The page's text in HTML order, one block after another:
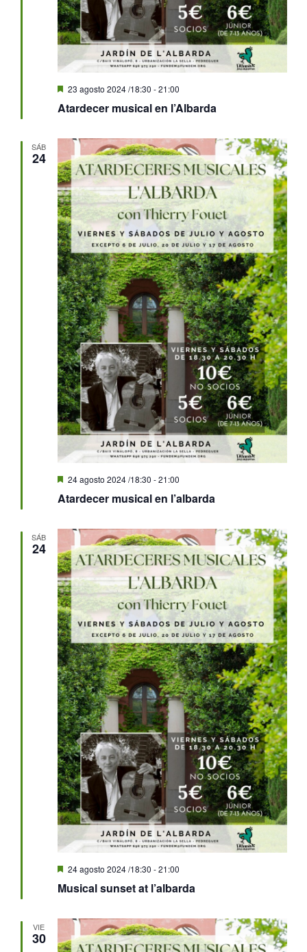
Atardecer musical en l’Albarda
Destacado
23 agosto 2024 /18:30 -21:00
SÁB
24
Atardecer musical en l’albarda
Destacado
24 agosto 2024 /18:30 -21:00
SÁB
24
Musical sunset at l’albarda
Destacado
24 agosto 2024 /18:30 -21:00
VIE
30